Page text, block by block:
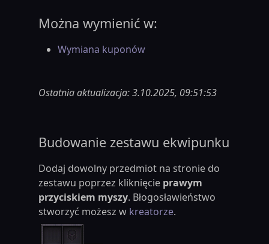
Można wymienić w:
Wymiana kuponów
Ostatnia aktualizacja: 3.10.2025, 09:51:53
Budowanie zestawu ekwipunku
Dodaj dowolny przedmiot na stronie do
zestawu poprzez kliknięcie prawym
przyciskiem myszy. Błogosławieństwo
stworzyć możesz w kreatorze.